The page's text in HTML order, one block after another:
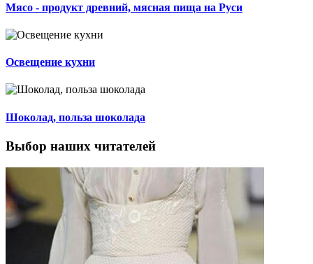
Мясо - продукт древний, мясная пища на Руси
Освещение кухни
Шоколад, польза шоколада
Выбор наших читателей